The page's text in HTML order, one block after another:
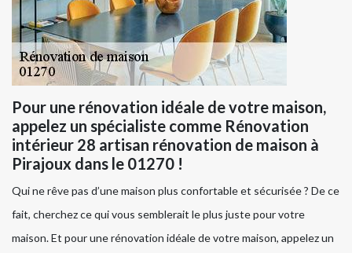
Pour une rénovation idéale de votre maison,
appelez un spécialiste comme Rénovation
intérieur 28 artisan rénovation de maison à
Pirajoux dans le 01270 !
Qui ne rêve pas d’une maison plus confortable et sécurisée ? De ce
fait, cherchez ce qui vous semblerait le plus juste pour votre
maison. Et pour une rénovation idéale de votre maison, appelez un